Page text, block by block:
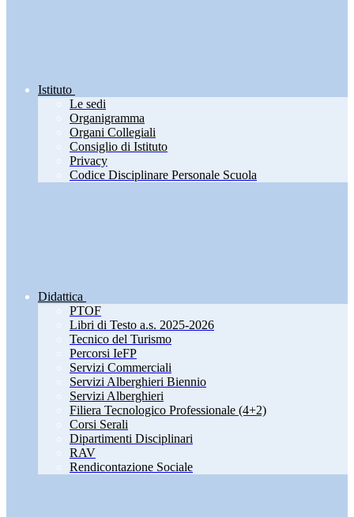
Istituto
Le sedi
Organigramma
Organi Collegiali
Consiglio di Istituto
Privacy
Codice Disciplinare Personale Scuola
Didattica
PTOF
Libri di Testo a.s. 2025-2026
Tecnico del Turismo
Percorsi IeFP
Servizi Commerciali
Servizi Alberghieri Biennio
Servizi Alberghieri
Filiera Tecnologico Professionale (4+2)
Corsi Serali
Dipartimenti Disciplinari
RAV
Rendicontazione Sociale